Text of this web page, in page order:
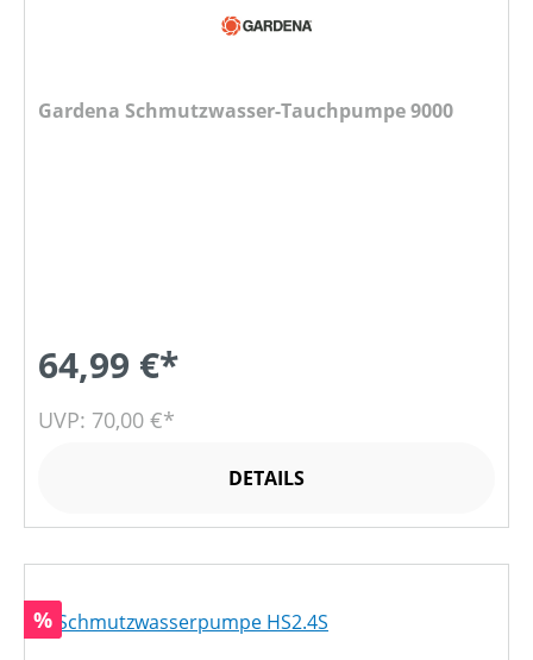
Gardena Schmutzwasser-Tauchpumpe 9000
64,99 €*
UVP: 70,00 €*
DETAILS
Rabatt
%